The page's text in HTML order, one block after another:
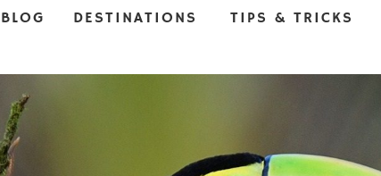
BLOG DESTINATIONS TIPS & TRICKS